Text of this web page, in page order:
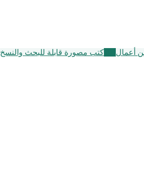
أعمال كتب مصورة قابلة للبحث والنسخ